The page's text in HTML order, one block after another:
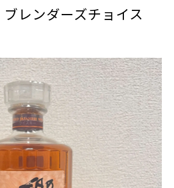
レンダーズチョイス